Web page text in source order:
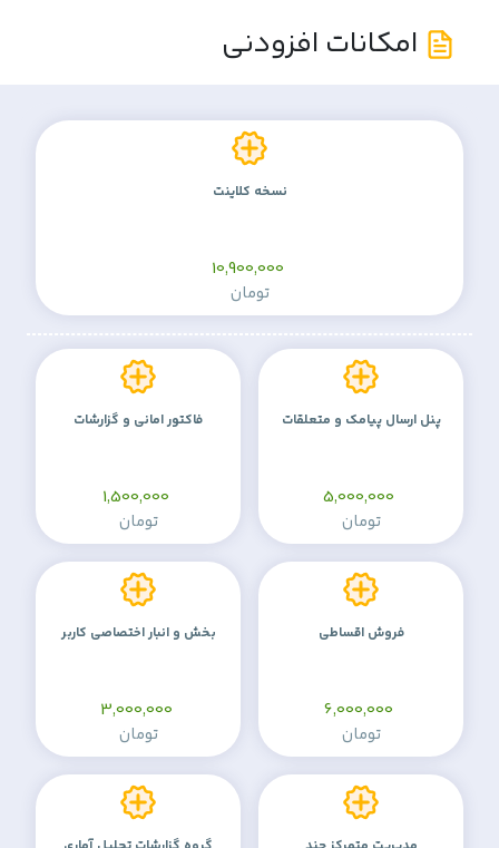
امکانات افزودنی
پنل ارسال پیامک و متعلقات
تومان
فاکتور امانی و گزارشات
تومان
فروش اقساطی
تومان
بخش و انبار اختصاصی کاربر
تومان
نسخه کلاینت
تومان